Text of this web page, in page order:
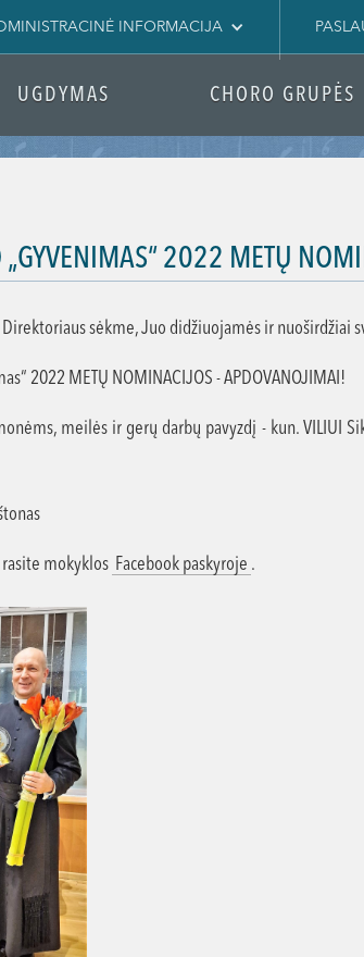
INFORMACIJA
UGDYMAS CHORO GRUPĖS
„GYVENIMAS“ 2022 METŲ
sėkme, Juo didžiuojamės ir nuoširdžiai
2022 METŲ NOMINACIJOS - APDOVANOJIMAI!
meilės ir gerų darbų pavyzdį - kun. VILIUI
mokyklos Facebook paskyroje .